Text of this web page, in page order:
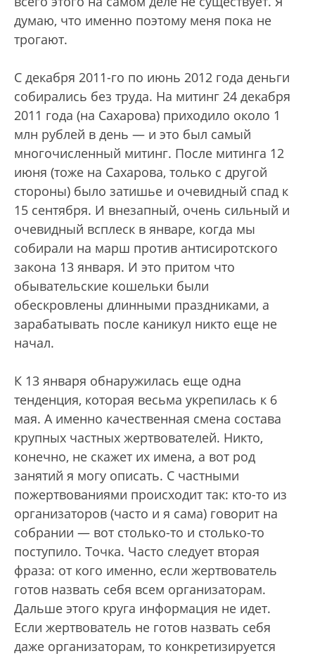
думаю, что именно поэтому меня пока не
трогают.
С декабря 2011-го по июнь 2012 года деньги
собирались без труда. На митинг 24 декабря
2011 года (на Сахарова) приходило около 1
млн рублей в день — и это был самый
многочисленный митинг. После митинга 12
июня (тоже на Сахарова, только с другой
стороны) было затишье и очевидный спад к
15 сентября. И внезапный, очень сильный и
очевидный всплеск в январе, когда мы
собирали на марш против антисиротского
закона 13 января. И это притом что
обывательские кошельки были
обескровлены длинными праздниками, а
зарабатывать после каникул никто еще не
начал.
К 13 января обнаружилась еще одна
тенденция, которая весьма укрепилась к 6
мая. А именно качественная смена состава
крупных частных жертвователей. Никто,
конечно, не скажет их имена, а вот род
занятий я могу описать. С частными
пожертвованиями происходит так: кто-то из
организаторов (часто и я сама) говорит на
собрании — вот столько-то и столько-то
поступило. Точка. Часто следует вторая
фраза: от кого именно, если жертвователь
готов назвать себя всем организаторам.
Дальше этого круга информация не идет.
Если жертвователь не готов назвать себя
даже организаторам, то конкретизируется